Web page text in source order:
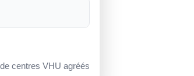
centres VHU agréés